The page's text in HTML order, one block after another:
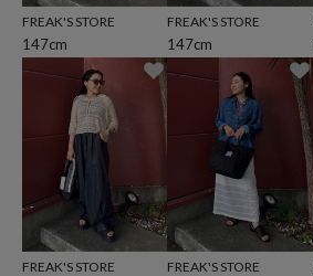
FREAK'S STORE
147cm
FREAK'S STORE
147cm
FREAK'S STORE FREAK'S STORE